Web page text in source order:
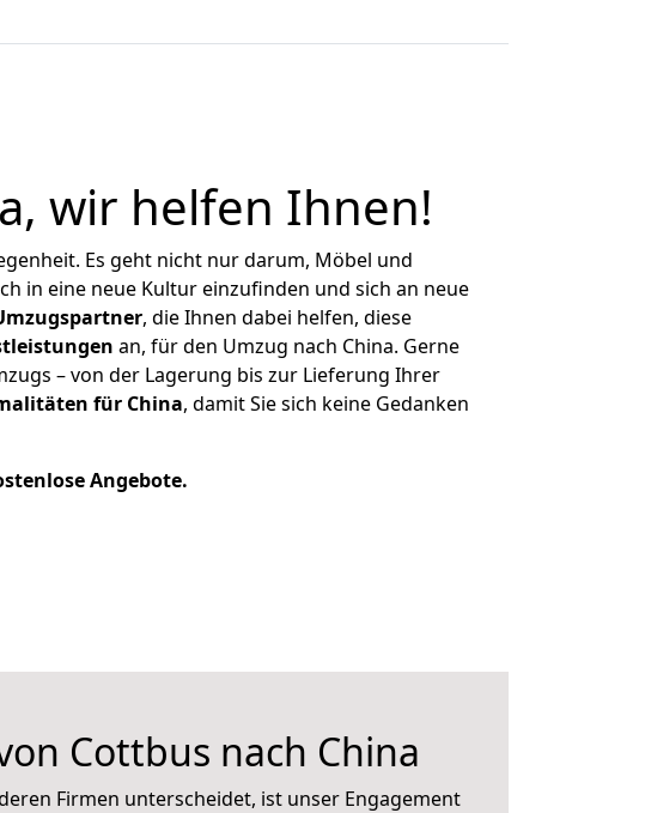
wir helfen Ihnen!
Es geht nicht nur darum, Möbel und
in eine neue Kultur einzufinden und sich an neue
, die Ihnen dabei helfen, diese
an, für den Umzug nach China. Gerne
– von der Lagerung bis zur Lieferung Ihrer
für China, damit Sie sich keine Gedanken
Angebote.
Cottbus nach China
Firmen unterscheidet, ist unser Engagement